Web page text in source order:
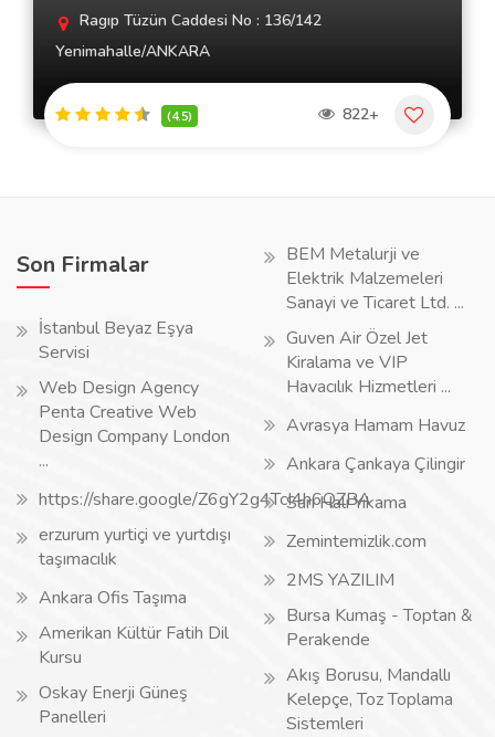
Ragıp Tüzün Caddesi No : 136/142
Yenimahalle/ANKARA
(4.5) 822+
Son Firmalar
İstanbul Beyaz Eşya
Servisi
Web Design Agency
Penta Creative Web
Design Company London
...
https://share.google/Z6gY2g4TcI4h6QZBA
erzurum yurtiçi ve yurtdışı
taşımacılık
Ankara Ofis Taşıma
Amerikan Kültür Fatih Dil
Kursu
Oskay Enerji Güneş
Panelleri
BEM Metalurji ve
Elektrik Malzemeleri
Sanayi ve Ticaret Ltd. ...
Guven Air Özel Jet
Kiralama ve VIP
Havacılık Hizmetleri ...
Avrasya Hamam Havuz
Ankara Çankaya Çilingir
Sarı Halı Yıkama
Zemintemizlik.com
2MS YAZILIM
Bursa Kumaş - Toptan &
Perakende
Akış Borusu, Mandallı
Kelepçe, Toz Toplama
Sistemleri